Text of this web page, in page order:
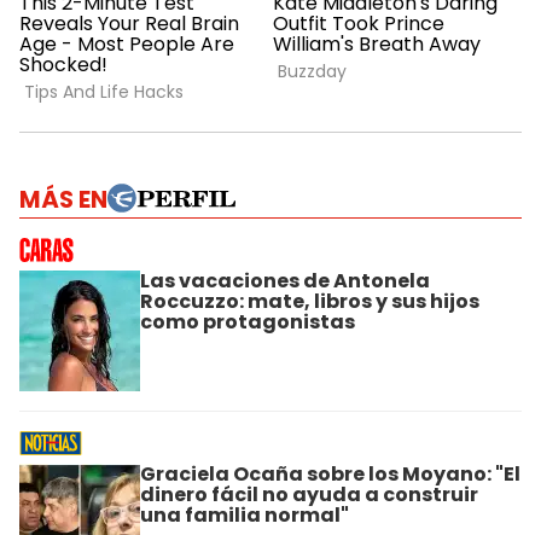
MÁS EN
Las vacaciones de Antonela
Roccuzzo: mate, libros y sus hijos
como protagonistas
Graciela Ocaña sobre los Moyano: "El
dinero fácil no ayuda a construir
una familia normal"